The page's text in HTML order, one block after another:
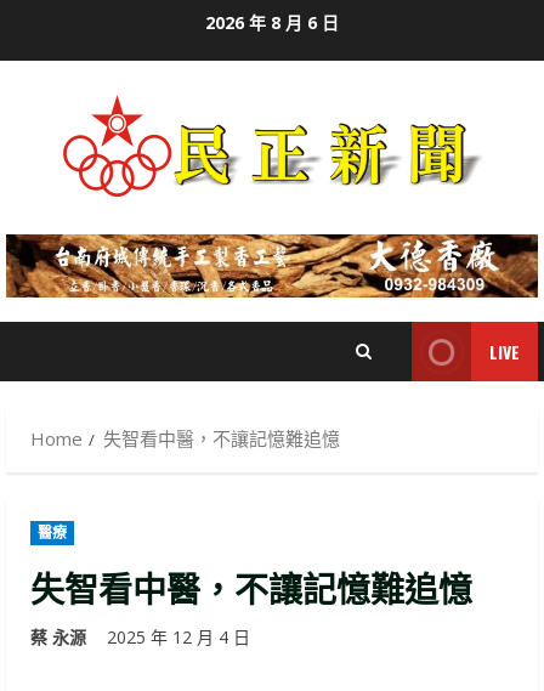
2026 年 8 月 6 日
LIVE
Home 失智看中醫，不讓記憶難追憶
醫療
失智看中醫，不讓記憶難追憶
蔡 永源 2025 年 12 月 4 日